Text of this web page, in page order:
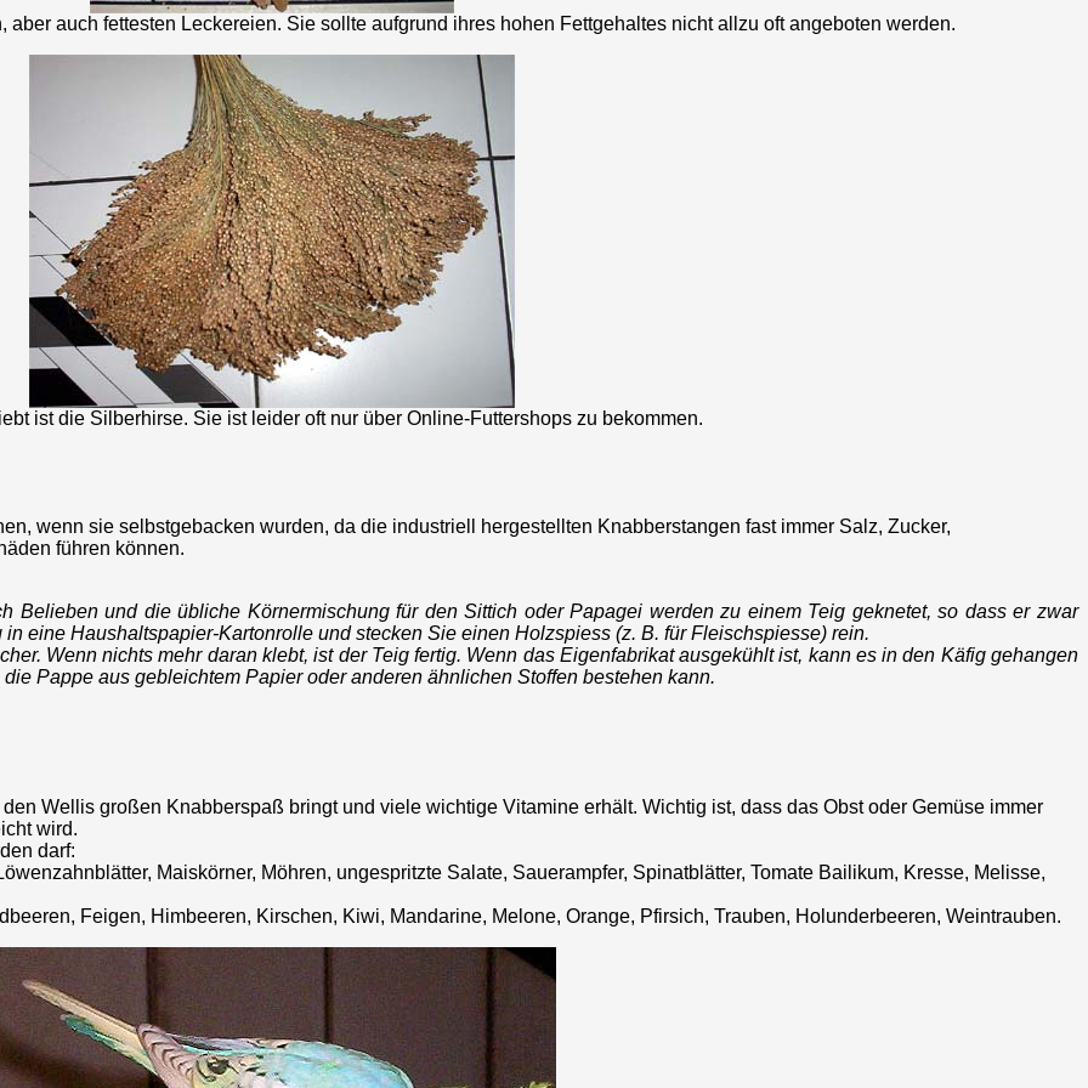
auch fettesten Leckereien. Sie sollte aufgrund ihres hohen Fettgehaltes nicht allzu oft angeboten werden.
ist die Silberhirse. Sie ist leider oft nur über Online-Futtershops zu bekommen.
wenn sie selbstgebacken wurden, da die industriell hergestellten Knabberstangen fast immer Salz, Zucker,
führen können.
Belieben und die übliche Körnermischung für den Sittich oder Papagei werden zu einem Teig geknetet, so dass er zwar
eine Haushaltspapier-Kartonrolle und stecken Sie einen Holzspiess (z. B. für Fleischspiesse) rein.
Wenn nichts mehr daran klebt, ist der Teig fertig. Wenn das Eigenfabrikat ausgekühlt ist, kann es in den Käfig gehangen
Pappe aus gebleichtem Papier oder anderen ähnlichen Stoffen bestehen kann.
Wellis großen Knabberspaß bringt und viele wichtige Vitamine erhält. Wichtig ist, dass das Obst oder Gemüse immer
wird.
darf:
Maiskörner, Möhren, ungespritzte Salate, Sauerampfer, Spinatblätter, Tomate Bailikum, Kresse, Melisse,
Feigen, Himbeeren, Kirschen, Kiwi, Mandarine, Melone, Orange, Pfirsich, Trauben, Holunderbeeren, Weintrauben.